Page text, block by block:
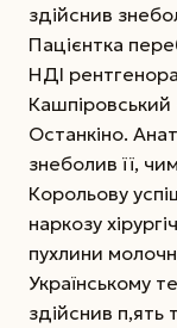
здійснив
Пацієнтка
НДІ
Останкіно.
знеболив її,
Корольову
наркозу
пухлини
Українському
здійснив п,ять